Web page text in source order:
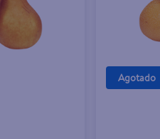
Agotado